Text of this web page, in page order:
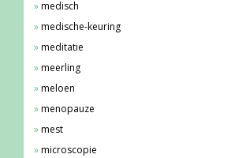
medisch
medische-keuring
meditatie
meerling
meloen
menopauze
mest
microscopie